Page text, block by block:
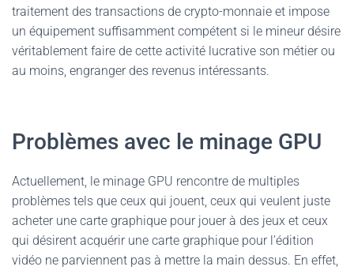
traitement des transactions de crypto-monnaie et impose
un équipement suffisamment compétent si le mineur désire
véritablement faire de cette activité lucrative son métier ou
au moins, engranger des revenus intéressants.
Problèmes avec le minage GPU
Actuellement, le minage GPU rencontre de multiples
problèmes tels que ceux qui jouent, ceux qui veulent juste
acheter une carte graphique pour jouer à des jeux et ceux
qui désirent acquérir une carte graphique pour l’édition
vidéo ne parviennent pas à mettre la main dessus. En effet,